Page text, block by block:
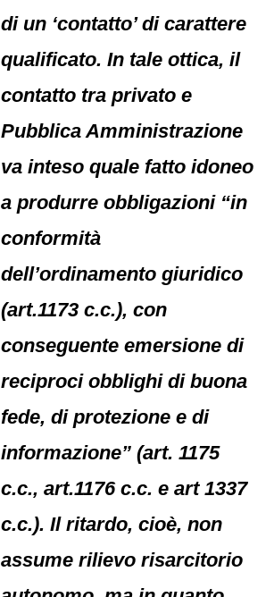
di un ‘contatto’ di carattere
qualificato. In tale ottica, il
contatto tra privato e
Pubblica Amministrazione
va inteso quale fatto idoneo
a produrre obbligazioni “in
conformità
dell’ordinamento giuridico
(art.1173 c.c.), con
conseguente emersione di
reciproci obblighi di buona
fede, di protezione e di
informazione” (art. 1175
c.c., art.1176 c.c. e art 1337
c.c.). Il ritardo, cioè, non
assume rilievo risarcitorio